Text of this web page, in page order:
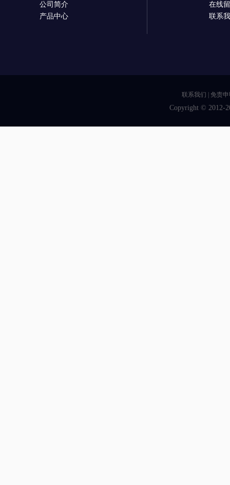
公司简介
产品中心
在线
联系
联系我们 免责
Copyright © 2012-